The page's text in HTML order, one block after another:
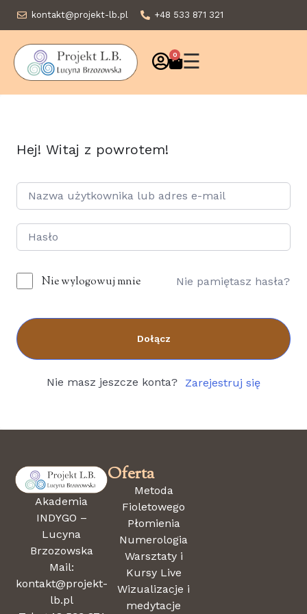
kontakt@projekt-lb.pl +48 533 871 321
0 ☰
Hej! Witaj z powrotem!
Nie wylogowuj mnie Nie pamiętasz hasła?
Dołącz
Nie masz jeszcze konta? Zarejestruj się
Akademia
INDYGO –
Lucyna
Brzozowska
Mail:
kontakt@projekt-
lb.pl
Oferta
Metoda
Fioletowego
Płomienia
Numerologia
Warsztaty i
Kursy Live
Wizualizacje i
medytacje